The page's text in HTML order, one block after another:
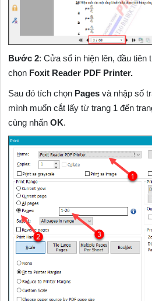
Bước 2: Cửa sổ in hiện lên, đầu tiên
chọn Foxit Reader PDF Printer.
Sau đó tích chọn Pages và nhập số
mình muốn cắt lấy từ trang 1 đến
cùng nhấnOK.